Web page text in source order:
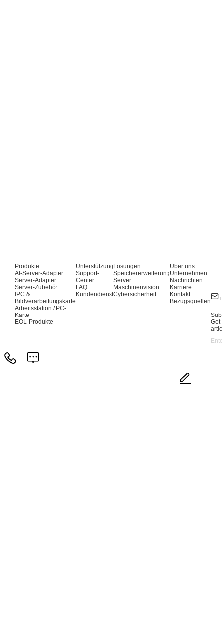
Produkte
AI-Server-Adapter
Server-Adapter
Server-Zubehör
IPC &
Bildverarbeitungskarte
Arbeitsstation / PC-
Karte
EOL-Produkte
Unterstützung
Support-
Center
FAQ
Kundendienst
Lösungen
Speichererweiterung
Server
Maschinenvision
Cybersicherheit
Über uns
Unternehmen
Nachrichten
Karriere
Kontakt
Bezugsquellen
Get